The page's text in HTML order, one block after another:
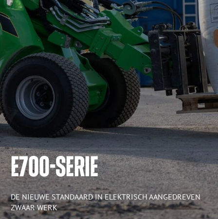
E700-SERIE
DE NIEUWE STANDAARD IN ELEKTRISCH AANGEDREVEN
ZWAAR WERK